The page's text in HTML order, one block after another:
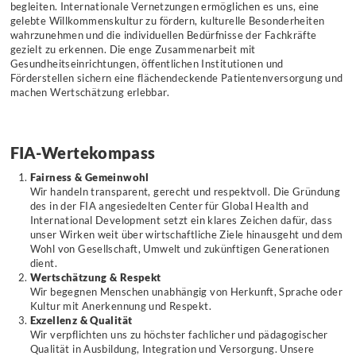
begleiten. Internationale Vernetzungen ermöglichen es uns, eine
gelebte Willkommenskultur zu fördern, kulturelle Besonderheiten
wahrzunehmen und die individuellen Bedürfnisse der Fachkräfte
gezielt zu erkennen. Die enge Zusammenarbeit mit
Gesundheitseinrichtungen, öffentlichen Institutionen und
Förderstellen sichern eine flächendeckende Patientenversorgung und
machen Wertschätzung erlebbar.
FIA-Wertekompass
Fairness & Gemeinwohl
Wir handeln transparent, gerecht und respektvoll. Die Gründung
des in der FIA angesiedelten Center für Global Health and
International Development setzt ein klares Zeichen dafür, dass
unser Wirken weit über wirtschaftliche Ziele hinausgeht und dem
Wohl von Gesellschaft, Umwelt und zukünftigen Generationen
dient.
Wertschätzung & Respekt
Wir begegnen Menschen unabhängig von Herkunft, Sprache oder
Kultur mit Anerkennung und Respekt.
Exzellenz & Qualität
Wir verpflichten uns zu höchster fachlicher und pädagogischer
Qualität in Ausbildung, Integration und Versorgung. Unsere